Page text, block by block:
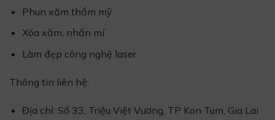
Phun xăm thẩm mỹ
Xóa xăm, nhấn mí
Làm đẹp công nghệ laser
Thông tin liên hệ:
Địa chỉ: Số 33, Triệu Việt Vương, TP Kon Tum, Gia Lai